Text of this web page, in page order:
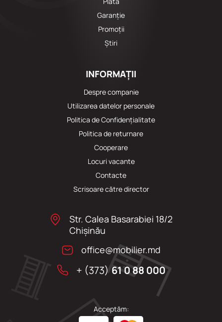
Garanție
Promoții
Știri
INFORMAȚII
Despre companie
Utilizarea datelor personale
Politica de Confidențialitate
Politica de returnare
Cooperare
Locuri vacante
Сontacte
Scrisoare către director
Str. Calea Basarabiei 18/2
Chişinău
office@mobilier.md
+ (373)61 0 88 000
Acceptăm: